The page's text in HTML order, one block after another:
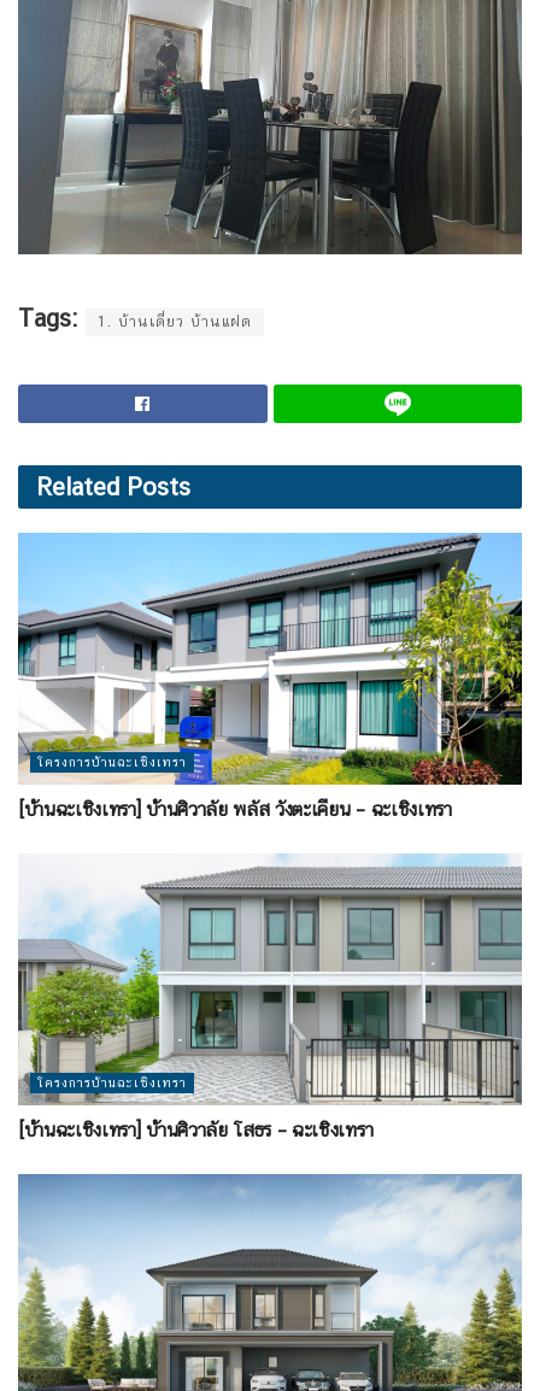
Tags: 1. บ้านเดี่ยว บ้านแฝด
Related Posts
โครงการบ้านฉะเชิงเทรา
[บ้านฉะเชิงเทรา] บ้านศิวาลัย พลัส วังตะเคียน – ฉะเชิงเทรา
โครงการบ้านฉะเชิงเทรา
[บ้านฉะเชิงเทรา] บ้านศิวาลัย โสธร – ฉะเชิงเทรา